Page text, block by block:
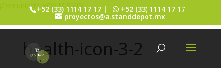
¡Comunícate HOY MISMO!
+52 (33) 1114 17 17 | +52 (33) 1114 17 17
proyectos@a.standdepot.mx
health-icon-3-2